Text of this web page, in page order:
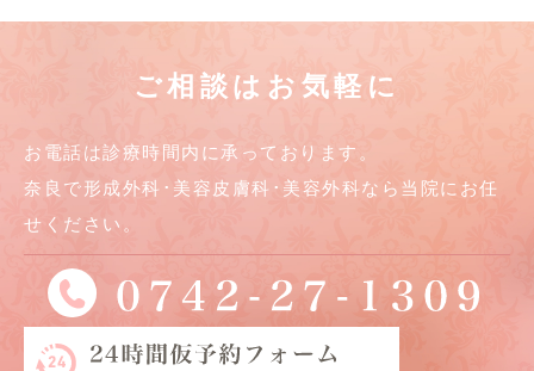
ご相談はお気軽に
お電話は診療時間内に承っております。
奈良で形成外科･美容皮膚科･美容外科なら当院にお任
せください。